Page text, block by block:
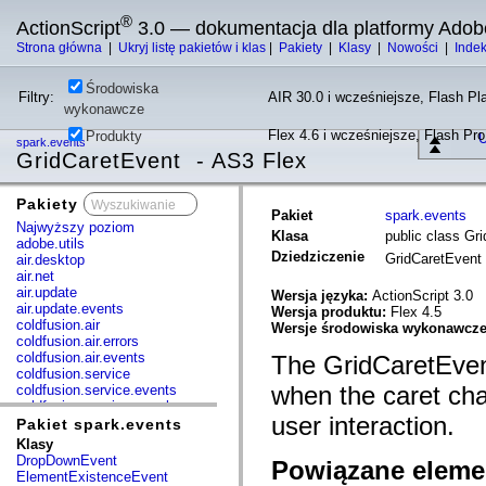
ActionScript® 3.0 — dokumentacja dla platformy
Strona główna Ukryj listę pakietów i klas Pakiety Klasy Nowości
Filtry:
Środowiska
wykonawcze
AIR 30.0 i wcześniejsze, Flash
Produkty Flex 4.6 i wcześniejsze, Flash
spark.events
GridCaretEvent - AS3 Flex
Pakiety
Najwyższy poziom
adobe.utils
air.desktop
air.net
air.update
air.update.events
coldfusion.air
coldfusion.air.errors
coldfusion.air.events
coldfusion.service
coldfusion.service.events
coldfusion.service.mxml
com.adobe.acm.solutions.authoring.domain.extensions
com.adobe.acm.solutions.ccr.domain.extensions
com.adobe.consulting.pst.vo
com.adobe.dct.component
Pakiet spark.events
Klasy
DropDownEvent
ElementExistenceEvent
Pakiet
spark.events
Klasa
public class
Dziedziczenie
GridCaretEvent
Wersja języka: ActionScript 3.0
Wersja produktu: Flex 4.5
Wersje środowiska
The
when the caret
user interaction.
Powiązane